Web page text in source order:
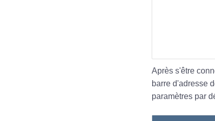
Après s'être
barre d'adresse
paramètres par